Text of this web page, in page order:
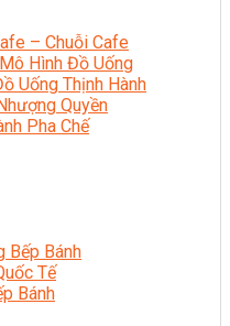
– Chuỗi Cafe
Hình Đồ Uống
Uống Thịnh Hành
Quyền
Pha Chế
Bếp Bánh
Tế
Bánh